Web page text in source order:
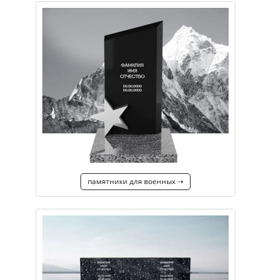
памятники для военных ⇢